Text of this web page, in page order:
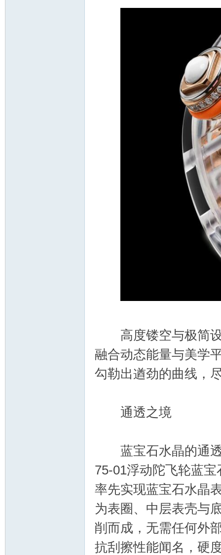
高度镂空与极简设
融合动态能量与美学
勾勒出遒劲的曲线，
通透之境
蓝宝石水晶的通透
75-01浮动陀飞轮蓝
率先实现蓝宝石水晶
为表圈、中层表壳与
削而成，无需任何外
抗刮擦性能闻名，硬